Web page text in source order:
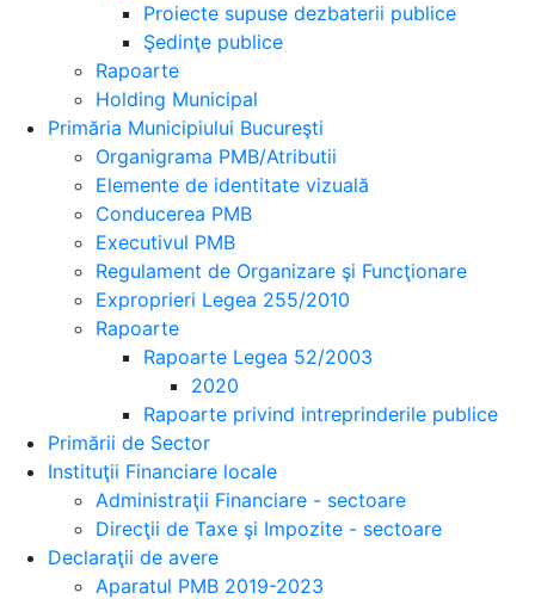
Proiecte supuse dezbaterii publice
Şedinţe publice
Rapoarte
Holding Municipal
Primăria Municipiului Bucureşti
Organigrama PMB/Atributii
Elemente de identitate vizuală
Conducerea PMB
Executivul PMB
Regulament de Organizare şi Funcţionare
Exproprieri Legea 255/2010
Rapoarte
Rapoarte Legea 52/2003
2020
Rapoarte privind intreprinderile publice
Primării de Sector
Instituţii Financiare locale
Administraţii Financiare - sectoare
Direcţii de Taxe şi Impozite - sectoare
Declaraţii de avere
Aparatul PMB 2019-2023